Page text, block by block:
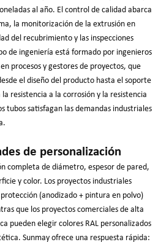
al año. El control de calidad abarca
la monitorización de la extrusión en
del recubrimiento y las inspecciones
de ingeniería está formado por ingenieros
procesos y gestores de proyectos, que
el diseño del producto hasta el soporte
resistencia a la corrosión y la resistencia
tubos satisfagan las demandas industriales
de personalización
completa de diámetro, espesor de pared,
y color. Los proyectos industriales
(anodizado + pintura en polvo)
que los proyectos comerciales de alta
pueden elegir colores RAL personalizados
Sunmay ofrece una respuesta rápida: